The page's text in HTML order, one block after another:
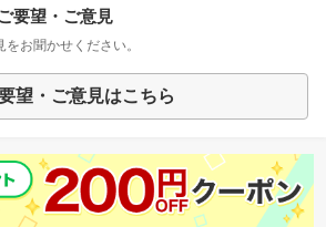
要望・ご意見
お聞かせください。
望・ご意見はこちら